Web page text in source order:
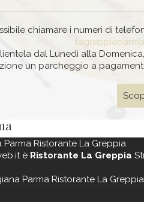
chiamare i numeri di
dal Lunedì alla
un parcheggio a
Ristorante La Greppia
è Ristorante La Greppia
Parma Ristorante La Greppia